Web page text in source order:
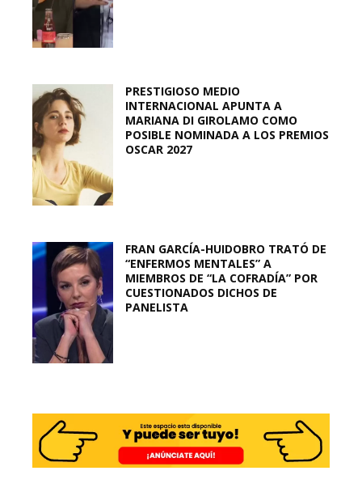
PRESTIGIOSO MEDIO
INTERNACIONAL APUNTA A
MARIANA DI GIROLAMO COMO
POSIBLE NOMINADA A LOS PREMIOS
OSCAR 2027
FRAN GARCÍA-HUIDOBRO TRATÓ DE
“ENFERMOS MENTALES” A
MIEMBROS DE “LA COFRADÍA” POR
CUESTIONADOS DICHOS DE
PANELISTA